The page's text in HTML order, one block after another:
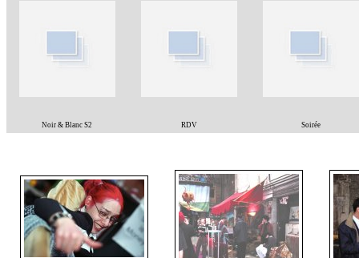
Noir & Blanc S2 RDV Soirée